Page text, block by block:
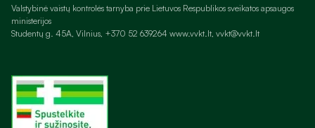
Valstybinė vaistų kontrolės tarnyba prie Lietuvos Respublikos sveikatos apsaugos
ministerijos
Studentų g. 45A, Vilnius, +370 52 639264 www.vvkt.lt, vvkt@vvkt.lt